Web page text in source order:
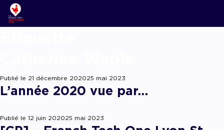
Publié le 21 décembre 202025 mai 2023
L’année 2020 vue par…
Publié le 12 juin 202025 mai 2023